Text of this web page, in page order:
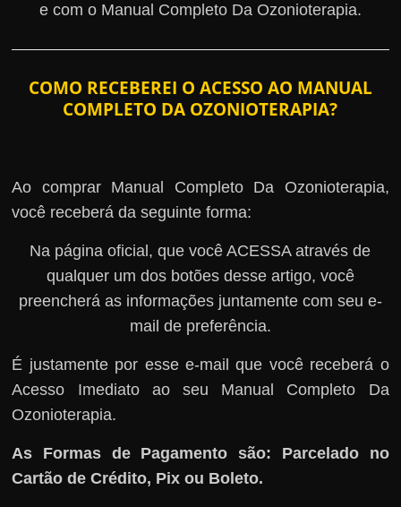
e com o Manual Completo Da Ozonioterapia.
COMO RECEBEREI O ACESSO AO MANUAL
COMPLETO DA OZONIOTERAPIA?
Ao comprar Manual Completo Da Ozonioterapia,
você receberá da seguinte forma:
Na página oficial, que você ACESSA através de
qualquer um dos botões desse artigo, você
preencherá as informações juntamente com seu e-
mail de preferência.
É justamente por esse e-mail que você receberá o
Acesso Imediato ao seu Manual Completo Da
Ozonioterapia.
As Formas de Pagamento são: Parcelado no
Cartão de Crédito, Pix ou Boleto.